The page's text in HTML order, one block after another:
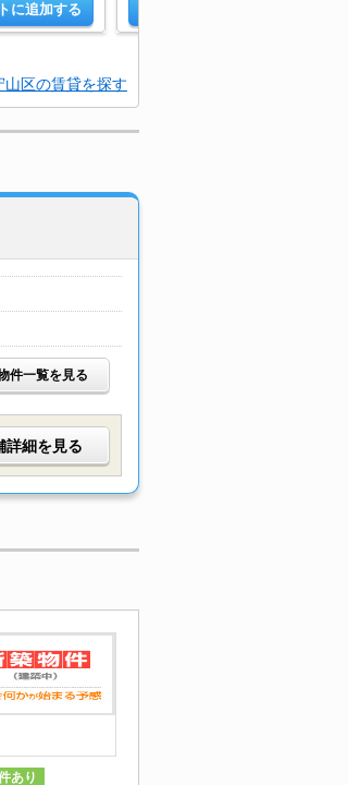
に追加する
区の賃貸を探す
件一覧を見る
詳細を見る
あり